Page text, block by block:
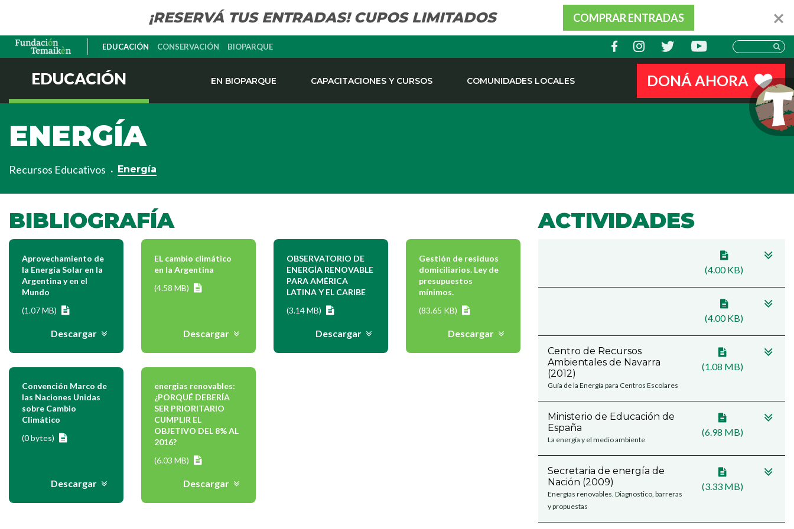
¡RESERVÁ TUS ENTRADAS! CUPOS LIMITADOS COMPRAR ENTRADAS
EDUCACIÓN CONSERVACIÓN BIOPARQUE
EDUCACIÓN EN BIOPARQUE CAPACITACIONES Y CURSOS COMUNIDADES LOCALES DONÁ AHORA
ENERGÍA
Recursos Educativos Energía
BIBLIOGRAFÍA
Aprovechamiento de
la Energía Solar en la
Argentina y en el
Mundo
(1.07 MB)
Descargar
EL cambio climático
en la Argentina
(4.58 MB)
Descargar
OBSERVATORIO DE
ENERGÍA RENOVABLE
PARA AMÉRICA
LATINA Y EL CARIBE
(3.14 MB)
Descargar
Gestión de residuos
domiciliarios. Ley de
presupuestos
mínimos.
(83.65 KB)
Descargar
Convención Marco de
las Naciones Unidas
sobre Cambio
Climático
(0 bytes)
Descargar
energias renovables:
¿PORQUÉ DEBERÍA
SER PRIORITARIO
CUMPLIR EL
OBJETIVO DEL 8% AL
2016?
(6.03 MB)
Descargar
ACTIVIDADES
(4.00 KB)
(4.00 KB)
Centro de Recursos
Ambientales de Navarra
(2012)
Guía de la Energía para Centros Escolares
(1.08 MB)
Ministerio de Educación de
España
La energía y el medio ambiente
(6.98 MB)
Secretaria de energía de
Nación (2009)
Energías renovables. Diagnostico, barreras
y propuestas
(3.33 MB)